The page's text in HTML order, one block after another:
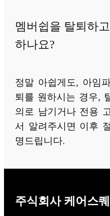
멤버쉽을 탈퇴하
하나요?
정말 아쉽게도, 아임
퇴를 원하시는 경우,
의로 남기거나 전용
서 알려주시면 이후
명드립니다.
주식회사 케어스